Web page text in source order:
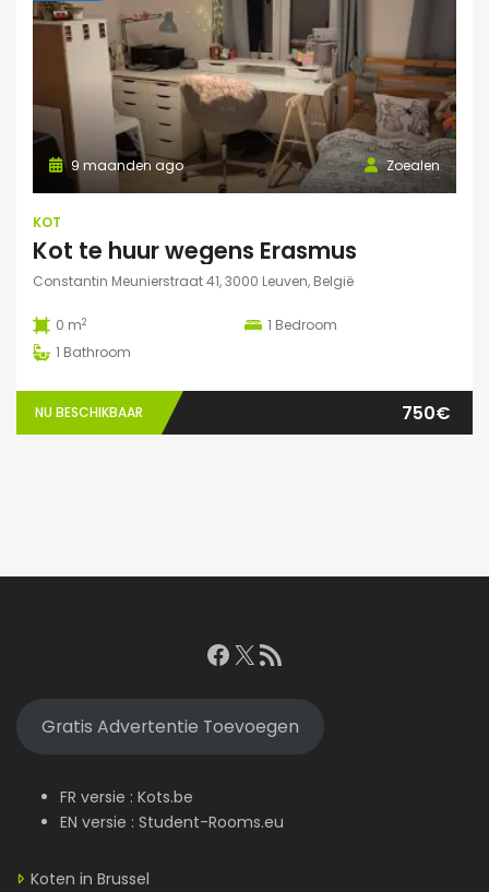
Zoealen
9 maanden ago
KOT
Kot te huur wegens Erasmus
Constantin Meunierstraat 41, 3000 Leuven, België
0 m2 1 Bedroom
1 Bathroom
NU BESCHIKBAAR 750€
Facebook
X RSS feed
Gratis Advertentie Toevoegen
FR versie : Kots.be
EN versie : Student-Rooms.eu
Koten in Brussel